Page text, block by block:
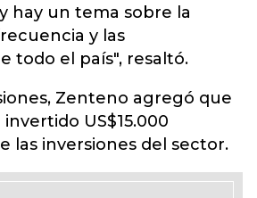
hay un tema sobre la
y las
todo el país", resaltó.
Zenteno agregó que
US$15.000
las inversiones del sector.